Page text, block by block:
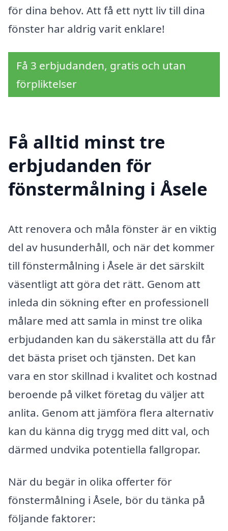
för dina behov. Att få ett nytt liv till dina
fönster har aldrig varit enklare!
Få 3 erbjudanden, gratis och utan
förpliktelser
Få alltid minst tre
erbjudanden för
fönstermålning i Åsele
Att renovera och måla fönster är en viktig
del av husunderhåll, och när det kommer
till fönstermålning i Åsele är det särskilt
väsentligt att göra det rätt. Genom att
inleda din sökning efter en professionell
målare med att samla in minst tre olika
erbjudanden kan du säkerställa att du får
det bästa priset och tjänsten. Det kan
vara en stor skillnad i kvalitet och kostnad
beroende på vilket företag du väljer att
anlita. Genom att jämföra flera alternativ
kan du känna dig trygg med ditt val, och
därmed undvika potentiella fallgropar.
När du begär in olika offerter för
fönstermålning i Åsele, bör du tänka på
följande faktorer: